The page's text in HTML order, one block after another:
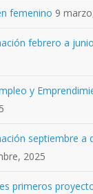
femenino 9
febrero a
y
septiembre a
2025
primeros